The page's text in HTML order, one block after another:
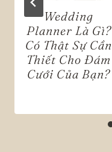
Wedding
Planner Là Gì?
Có Thật Sự Cần
Thiết Cho Đám
Cưới Của Bạn?